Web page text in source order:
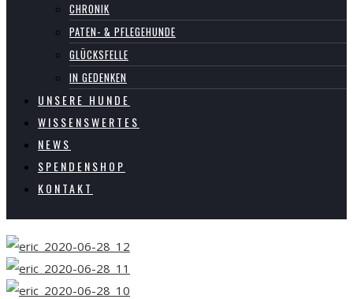
CHRONIK
PATEN- & PFLEGEHUNDE
GLÜCKSFELLE
IN GEDENKEN
UNSERE HUNDE
WISSENSWERTES
NEWS
SPENDENSHOP
KONTAKT